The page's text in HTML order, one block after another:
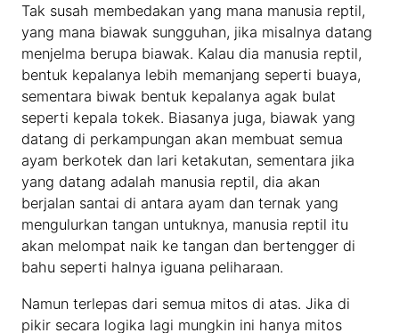
Tak susah membedakan yang mana manusia reptil,
yang mana biawak sungguhan, jika misalnya datang
menjelma berupa biawak. Kalau dia manusia reptil,
bentuk kepalanya lebih memanjang seperti buaya,
sementara biwak bentuk kepalanya agak bulat
seperti kepala tokek. Biasanya juga, biawak yang
datang di perkampungan akan membuat semua
ayam berkotek dan lari ketakutan, sementara jika
yang datang adalah manusia reptil, dia akan
berjalan santai di antara ayam dan ternak yang
mengulurkan tangan untuknya, manusia reptil itu
akan melompat naik ke tangan dan bertengger di
bahu seperti halnya iguana peliharaan.
Namun terlepas dari semua mitos di atas. Jika di
pikir secara logika lagi mungkin ini hanya mitos